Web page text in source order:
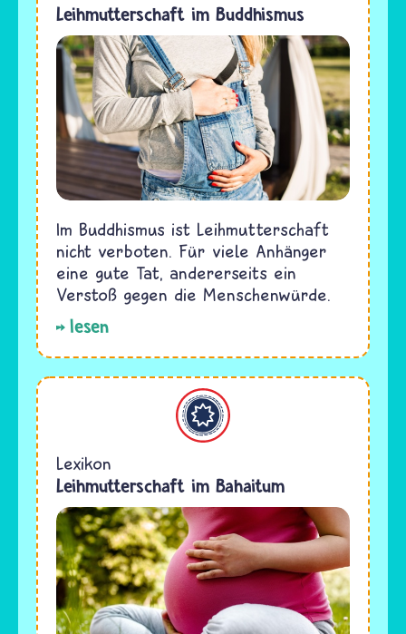
Leihmutterschaft im Buddhismus
Im Buddhismus ist Leihmutterschaft
nicht verboten. Für viele Anhänger
eine gute Tat, andererseits ein
Verstoß gegen die Menschenwürde.
lesen
Bahaitum
Lexikon
Leihmutterschaft im Bahaitum